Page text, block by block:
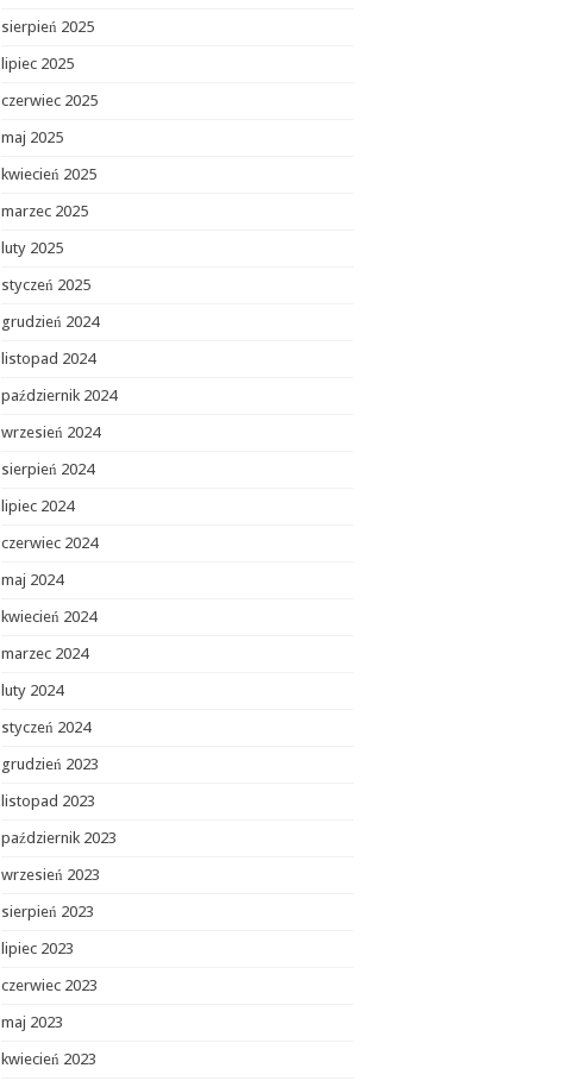
sierpień 2025
lipiec 2025
czerwiec 2025
maj 2025
kwiecień 2025
marzec 2025
luty 2025
styczeń 2025
grudzień 2024
listopad 2024
październik 2024
wrzesień 2024
sierpień 2024
lipiec 2024
czerwiec 2024
maj 2024
kwiecień 2024
marzec 2024
luty 2024
styczeń 2024
grudzień 2023
listopad 2023
październik 2023
wrzesień 2023
sierpień 2023
lipiec 2023
czerwiec 2023
maj 2023
kwiecień 2023